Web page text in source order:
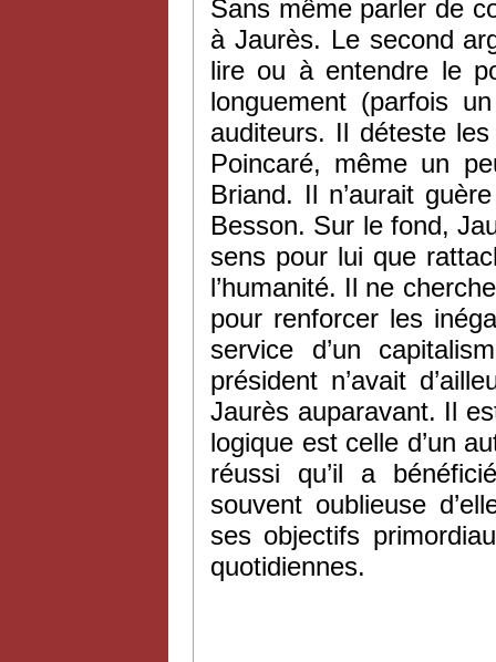
Sans même parler de
à Jaurès. Le second
lire ou à entendre le
longuement (parfois
auditeurs. Il déteste
Poincaré, même un
Briand. Il n’aurait
Besson. Sur le fond,
sens pour lui que
l’humanité. Il ne
pour renforcer les
service d’un
président n’avait
Jaurès auparavant. Il
logique est celle d’un
réussi qu’il a
souvent oublieuse
ses objectifs
quotidiennes.